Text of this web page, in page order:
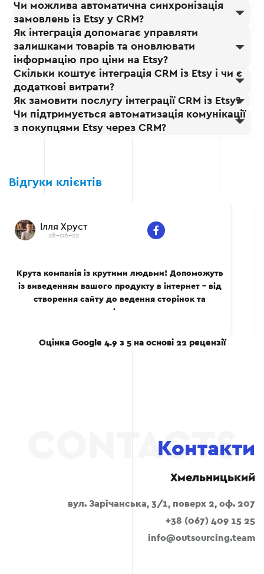
Чи можлива автоматична синхронізація
замовлень із Etsy у CRM?
Як інтеграція допомагає управляти
залишками товарів та оновлювати
інформацію про ціни на Etsy?
Скільки коштує інтеграція CRM із Etsy і чи є
додаткові витрати?
Як замовити послугу інтеграції CRM із Etsy?
Чи підтримується автоматизація комунікації
з покупцями Etsy через CRM?
Відгуки клієнтів
Ілля Хруст
28-06-22
Крута компанія із крутими людьми! Допоможуть
із виведенням вашого продукту в інтернет - від
створення сайту до ведення сторінок та
реклами в соціальних мережах.
Оцінка Google 4.9 з 5 на основі 22 рецензії
Контакти
Хмельницький
вул. Зарічанська, 3/1, поверх 2, оф. 207
+38 (067) 409 15 25
info@outsourcing.team